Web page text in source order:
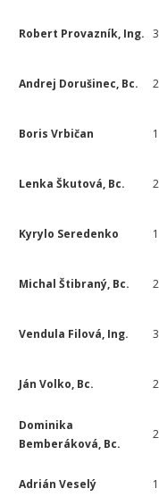
Robert Provazník, Ing. 3
Andrej Dorušinec, Bc. 2
Boris Vrbičan 1
Lenka Škutová, Bc. 2
Kyrylo Seredenko 1
Michal Štibraný, Bc. 2
Vendula Filová, Ing. 3
Ján Volko, Bc. 2
Dominika
Bemberáková, Bc.
2
Adrián Veselý 1